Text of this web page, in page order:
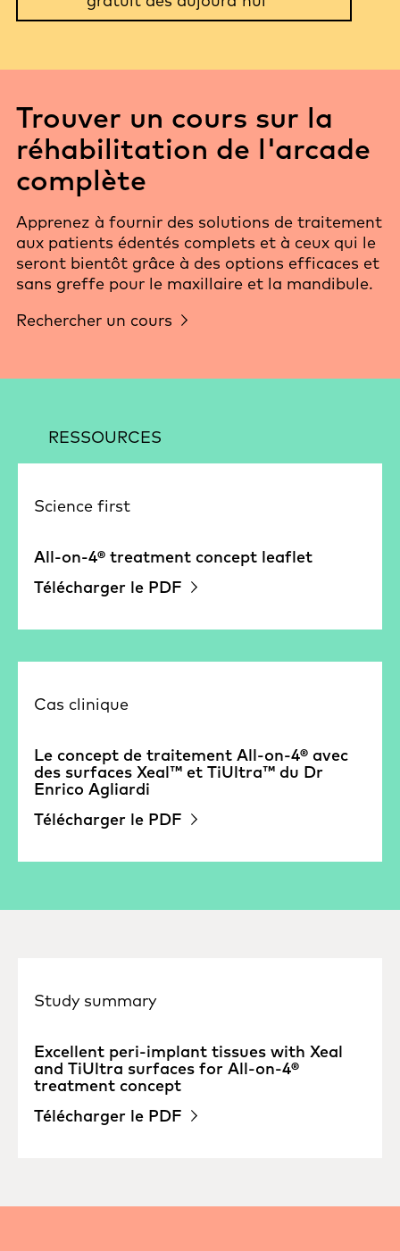
Trouver un cours sur la
réhabilitation de l'arcade
complète
Apprenez à fournir des solutions de traitement
aux patients édentés complets et à ceux qui le
seront bientôt grâce à des options efficaces et
sans greffe pour le maxillaire et la mandibule.
Rechercher un cours
RESSOURCES
Science first
All-on-4® treatment concept leaflet
Télécharger le PDF
Cas clinique
Le concept de traitement All-on-4® avec
des surfaces Xeal™ et TiUltra™ du Dr
Enrico Agliardi
Télécharger le PDF
Study summary
Excellent peri-implant tissues with Xeal
and TiUltra surfaces for All-on-4®
treatment concept
Télécharger le PDF